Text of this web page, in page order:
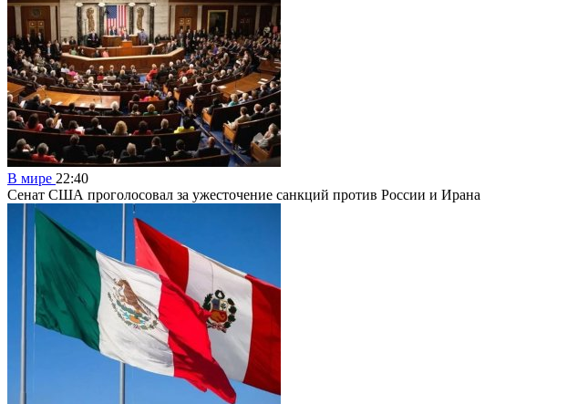
В мире 22:40
Сенат США проголосовал за ужесточение санкций против России и Ирана